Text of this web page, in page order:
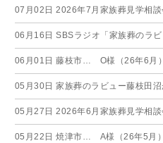
07月02日 2026年7月家族葬見学相談
06月16日 SBSラジオ「家族葬のラビュー エンディングス
06月01日 藤枝市… O様（26年6月）
05月30日 家族葬のラビュー藤枝田
05月27日 2026年6月家族葬見学相談
05月22日 焼津市… A様（26年5月）